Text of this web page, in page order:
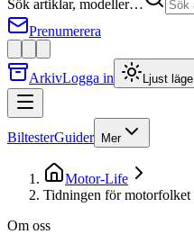
Sök artiklar, modeller…
Prenumerera
ArkivLogga in Ljust läge
BiltesterGuider Mer
Motor-Life
Tidningen för motorfolket
Om oss